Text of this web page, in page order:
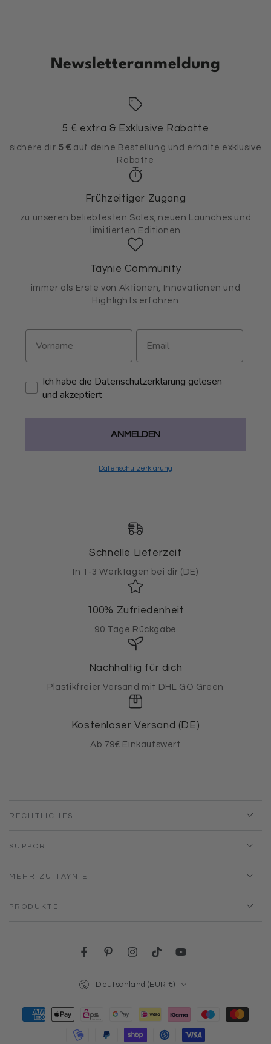
Newsletteranmeldung
5 € extra & Exklusive Rabatte
sichere dir 5 € auf deine Bestellung und erhalte exklusive
Rabatte
Frühzeitiger Zugang
zu unseren beliebtesten Sales, neuen Launches und
limitierten Editionen
Taynie Community
immer als Erste von Aktionen, Innovationen und
Highlights erfahren
Ich habe die Datenschutzerklärung gelesen
und akzeptiert
ANMELDEN
Datenschutzerklärung
Schnelle Lieferzeit
In 1-3 Werktagen bei dir (DE)
100% Zufriedenheit
90 Tage Rückgabe
Nachhaltig für dich
Plastikfreier Versand mit DHL GO Green
Kostenloser Versand (DE)
Ab 79€ Einkaufswert
RECHTLICHES
SUPPORT
MEHR ZU TAYNIE
PRODUKTE
FacebookPinterestInstagram
TikTokYouTube
Deutschland (EUR €)
Zahlungsmöglichkeiten